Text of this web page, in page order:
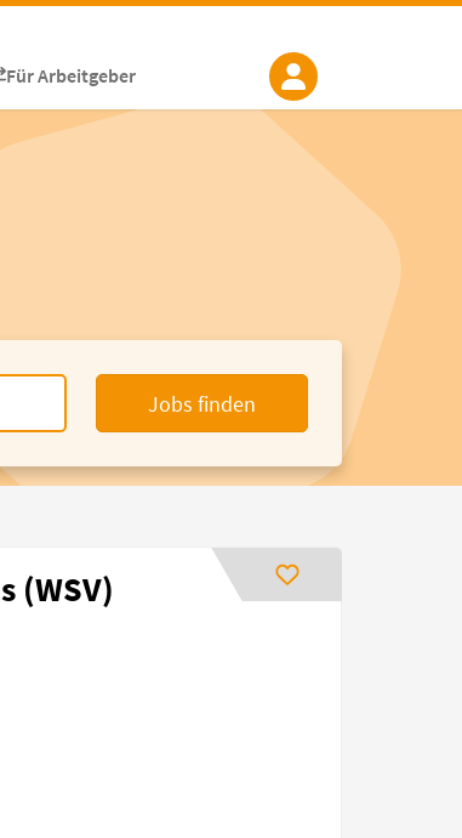
Für Arbeitgeber
Jobs finden
(WSV)